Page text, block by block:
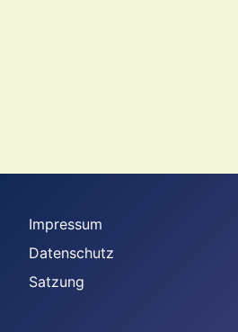
Impressum
Datenschutz
Satzung